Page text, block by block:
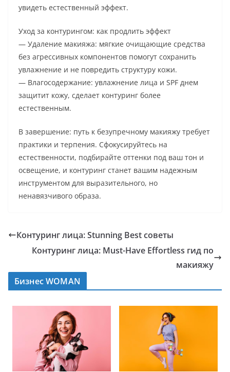
увидеть естественный эффект.
Уход за контурингом: как продлить эффект
— Удаление макияжа: мягкие очищающие средства
без агрессивных компонентов помогут сохранить
увлажнение и не повредить структуру кожи.
— Влагосодержание: увлажнение лица и SPF днем
защитит кожу, сделает контуринг более
естественным.
В завершение: путь к безупречному макияжу требует
практики и терпения. Сфокусируйтесь на
естественности, подбирайте оттенки под ваш тон и
освещение, и контуринг станет вашим надежным
инструментом для выразительного, но
ненавязчивого образа.
Контуринг лица: Stunning Best советы
Контуринг лица: Must-Have Effortless гид по
макияжу
Бизнес WOMAN